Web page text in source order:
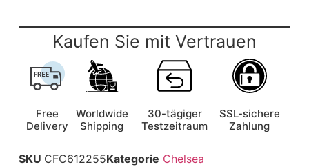
Kaufen Sie mit Vertrauen
Free
Delivery
Worldwide
Shipping
30-tägiger
Testzeitraum
SSL-sichere
Zahlung
SKU CFC612255Kategorie Chelsea